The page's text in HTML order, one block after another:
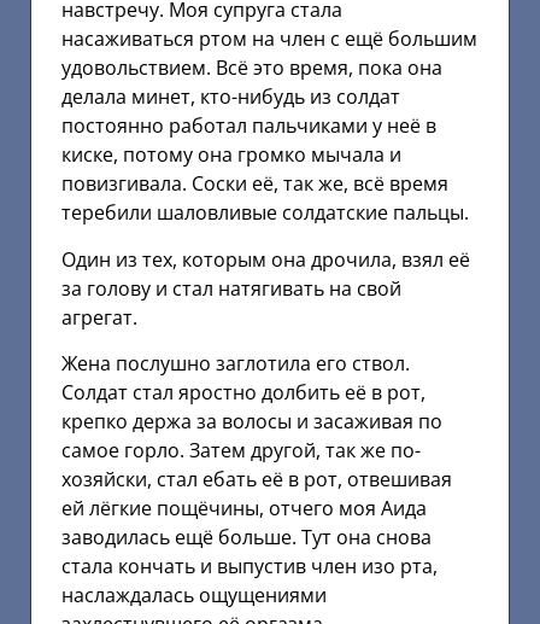
навстречу. Моя супруга стала
насаживаться ртом на член с ещё большим
удовольствием. Всё это время, пока она
делала минет, кто-нибудь из солдат
постоянно работал пальчиками у неё в
киске, потому она громко мычала и
повизгивала. Соски её, так же, всё время
теребили шаловливые солдатские пальцы.
Один из тех, которым она дрочила, взял её
за голову и стал натягивать на свой
агрегат.
Жена послушно заглотила его ствол.
Солдат стал яростно долбить её в рот,
крепко держа за волосы и засаживая по
самое горло. Затем другой, так же по-
хозяйски, стал ебать её в рот, отвешивая
ей лёгкие пощёчины, отчего моя Аида
заводилась ещё больше. Тут она снова
стала кончать и выпустив член изо рта,
наслаждалась ощущениями